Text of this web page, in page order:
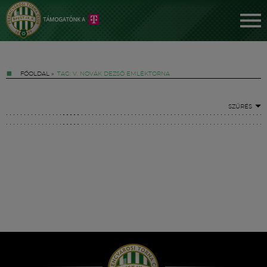
FŐOLDAL » TAG: V. NOVÁK DEZSŐ EMLÉKTORNA
SZŰRÉS
Hírek